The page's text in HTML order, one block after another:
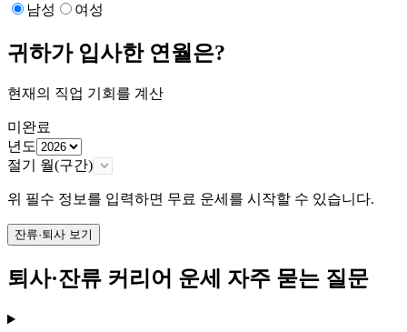
남성
여성
귀하가 입사한 연월은?
현재의 직업 기회를 계산
미완료
년도
절기 월(구간)
위 필수 정보를 입력하면 무료 운세를 시작할 수 있습니다.
잔류·퇴사 보기
퇴사·잔류 커리어 운세 자주 묻는 질문